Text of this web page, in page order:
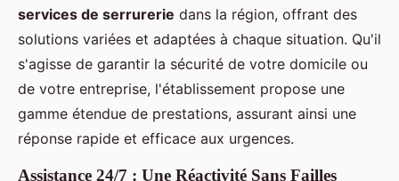
services de serrurerie dans la région, offrant des
solutions variées et adaptées à chaque situation. Qu'il
s'agisse de garantir la sécurité de votre domicile ou
de votre entreprise, l'établissement propose une
gamme étendue de prestations, assurant ainsi une
réponse rapide et efficace aux urgences.
Assistance 24/7 : Une Réactivité Sans Failles